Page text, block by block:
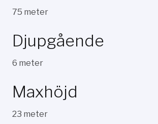
75 meter
Djupgående
6 meter
Maxhöjd
23 meter